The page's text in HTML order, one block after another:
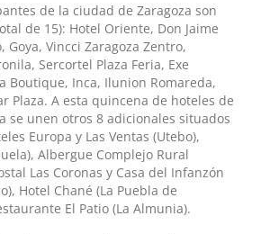
de la ciudad de Zaragoza son
de 15): Hotel Oriente, Don Jaime
Goya, Vincci Zaragoza Zentro,
Sercortel Plaza Feria, Exe
Boutique, Inca, Ilunion Romareda,
Plaza. A esta quincena de hoteles de
se unen otros 8 adicionales situados
Europa y Las Ventas (Utebo),
Albergue Complejo Rural
Las Coronas y Casa del Infanzón
Hotel Chané (La Puebla de
El Patio (La Almunia).